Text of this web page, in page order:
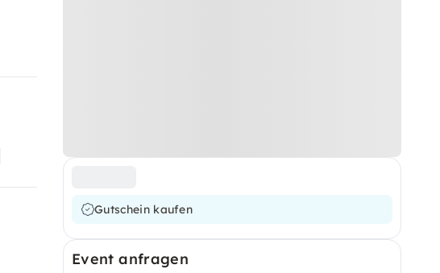
Gutschein kaufen
Event anfragen